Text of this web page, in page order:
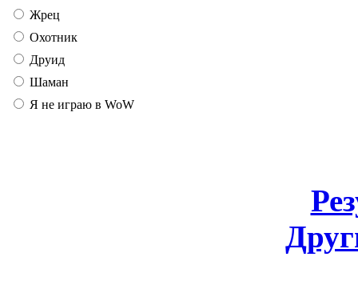
Жрец
Охотник
Друид
Шаман
Я не играю в WoW